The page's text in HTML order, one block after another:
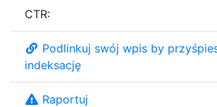
CTR:
Podlinkuj swój wpis by
indeksację
Raportuj